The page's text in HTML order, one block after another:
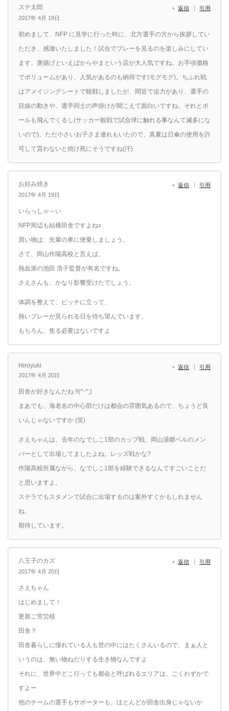
ステ太郎
2017年 4月 19日
返信 引用
初めまして、NFP に見学に行った時に、北方選手の方から挨拶してい
ただき、感激いたしました！試合でプレーを見るのを楽しみにしてい
ます。唐揚げといえばからやまという店が大人気ですね。お手頃価格
でボリュームがあり、人気があるのも納得です(モグモグ)。ちふれ戦
はアメイジングシートで観戦しましたが、間近で迫力があり、選手の
目線の動きや、選手同士の声掛けが聞こえて面白いですね。それとボ
ールも飛んでくるし(サッカー観戦で試合球に触れる事なんて滅多にな
いので)。ただ小さいお子さま連れもいたので、真夏は日傘の使用を許
可して貰わないと焼け死にそうですね(汗)
お好み焼き
2017年 4月 19日
返信 引用
いらっしゃ～い
NFP周辺も結構田舎ですよねｪ
買い物は、先輩の車に便乗しましょう。
さて、岡山作陽高校と言えば、
熱血派の池田 浩子監督が有名ですね。
さえさんも、かなり影響受けたでしょう。
体調を整えて、ピッチに立って、
熱いプレーが見られる日を待ち望んでいます。
もちろん、焦る必要はないですよ
Hiroyuki
2017年 4月 20日
返信 引用
田舎が好きなんだね !!(^-^;)
まあでも、海老名の中心部だけは都会の雰囲気あるので、ちょうど良
いんじゃないですか (笑)
さえちゃんは、去年のなでしこ1部のカップ戦、岡山湯郷ベルのメン
バーとして出場してましたよね。レッズ戦かな?
作陽高校所属ながら、なでしこ1部を経験できるなんてすごいことだ
と思いますよ。
ステラでもスタメンで試合に出場するのは案外すぐかもしれません
ね。
期待しています。
八王子のカズ
2017年 4月 20日
返信 引用
さえちゃん
はじめまして！
更新ご苦労様
田舎？
田舎暮らしに憧れている人も世の中にはたくさんいるので、まぁ人と
いうのは、無い物ねだりする生き物なんですよ
それに、世界中どこ行っても都会と呼ばれるエリアは、ごくわずかで
すよー
他のチームの選手もサポーターも、ほとんどが田舎出身じゃないか